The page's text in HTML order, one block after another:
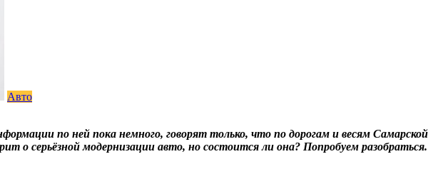
Авто
по ней пока немного, говорят только, что по дорогам и весям Самарской
о серьёзной модернизации авто, но состоится ли она? Попробуем разобраться.